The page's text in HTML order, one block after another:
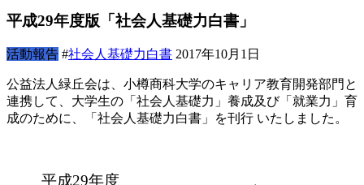
平成29年度版「社会人基礎力白書」
活動報告 #社会人基礎力白書 2017年10月1日
公益法人緑丘会は、小樽商科大学のキャリア教育開発部門と
連携して、大学生の「社会人基礎力」養成及び「就業力」育
成のために、「社会人基礎力白書」を刊行 いたしました。
平成29年度